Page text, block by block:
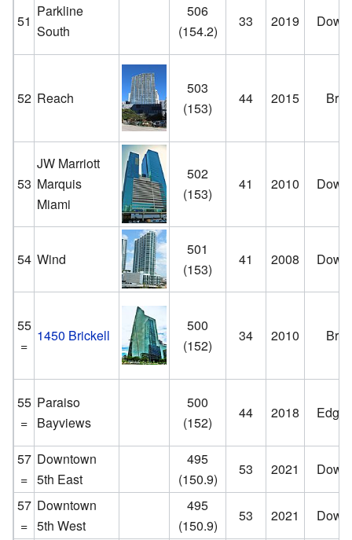
51
Parkline
South
506
(154.2)
33 2019
52 Reach
503
(153)
44 2015
53
JW Marriott
Marquis
Miami
502
(153)
41 2010
54 Wind
501
(153)
41 2008
55
=
1450 Brickell
500
(152)
34 2010
55
=
Paraiso
Bayviews
500
(152)
44 2018
57
=
Downtown
5th East
495
(150.9)
53 2021
57
=
Downtown
5th West
495
(150.9)
53 2021